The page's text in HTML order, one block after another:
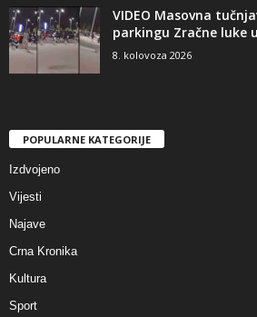
VIDEO Masovna
parkingu Zračne luke
8. kolovoza 2026
POPULARNE KATEGORIJE
Izdvojeno
Vijesti
Najave
Crna Kronika
Kultura
Sport